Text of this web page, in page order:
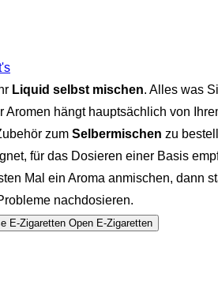
Liquid selbst mischen. Alles was
Aromen hängt hauptsächlich von
zum Selbermischen zu
für das Dosieren einer Basis
Mal ein Aroma anmischen, dann
nachdosieren.
E-Zigaretten Open E-Zigaretten